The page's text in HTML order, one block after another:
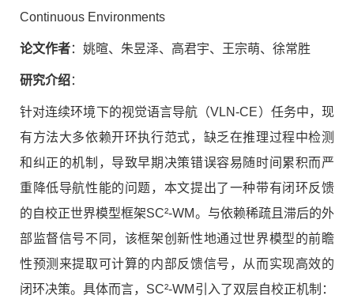
Continuous Environments
论文作者：姚暄、朱昱泽、高君宇、王宗萌、徐常胜
研究介绍：
针对连续环境下的视觉语言导航（VLN-CE）任务中，现
有方法大多依赖开环执行范式，缺乏在推理过程中检测
和纠正的机制，导致早期决策错误容易随时间累积而严
重降低导航性能的问题，本文提出了一种带有闭环反馈
的自校正世界模型框架SC²-WM。与依赖稀疏且滞后的外
部监督信号不同，该框架创新性地通过世界模型的前瞻
性预测来提取可计算的内部反馈信号，从而实现高效的
闭环决策。具体而言，SC²-WM引入了双层自校正机制：